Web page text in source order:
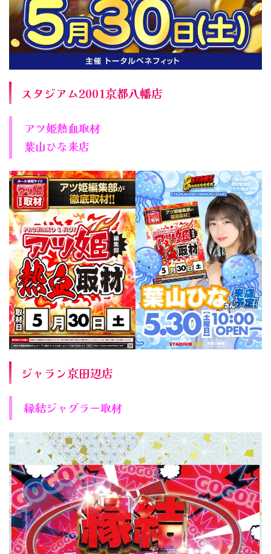
スタジアム2001京都八幡店
アツ姫熱血取材
葉山ひな来店
ジャラン京田辺店
縁結ジャグラー取材